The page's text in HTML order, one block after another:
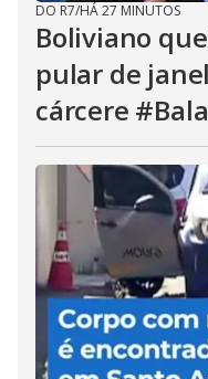
DO R7/HÁ 27 MINUTOS
Boliviano
pular de
cárcere